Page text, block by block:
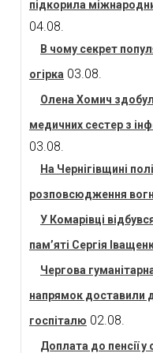
підкорила
04.08.
В чому секрет
огірка 03.08.
Олена Хомич
медичних сестер з
03.08.
На Чернігівщині
розповсюдження
У Комарівці
пам’яті Сергія
Чергова
напрямок доставили
госпіталю 02.08.
Доплата до пенсії